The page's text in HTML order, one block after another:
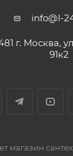
info@l-
г. Москва,
91к2
магазин